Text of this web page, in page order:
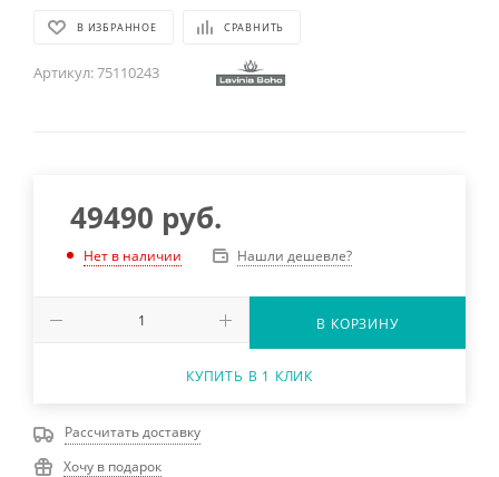
В ИЗБРАННОЕ СРАВНИТЬ
Артикул:75110243
49490 руб.
Нет в наличии Нашли дешевле?
В КОРЗИНУ
КУПИТЬ В 1 КЛИК
Рассчитать доставку
Хочу в подарок